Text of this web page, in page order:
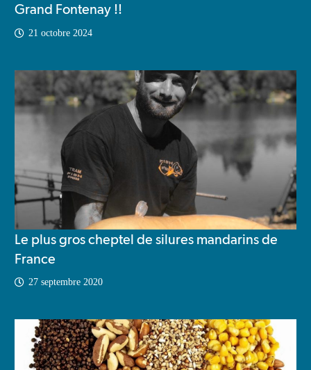
Grand Fontenay !!
21 octobre 2024
Le plus gros cheptel de silures mandarins de
France
27 septembre 2020